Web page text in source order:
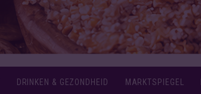
DRINKEN & GEZONDHEID MARKTSPIEGEL